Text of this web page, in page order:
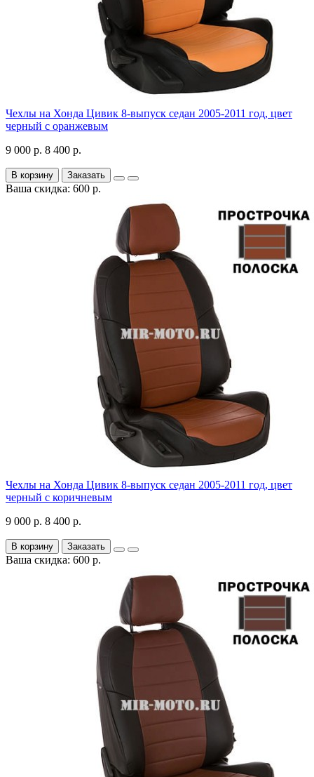
Чехлы на Хонда Цивик 8-выпуск седан 2005-2011 год, цвет
черный с оранжевым
9 000 р. 8 400 р.
В корзину Заказать
Ваша скидка: 600 р.
Чехлы на Хонда Цивик 8-выпуск седан 2005-2011 год, цвет
черный с коричневым
9 000 р. 8 400 р.
В корзину Заказать
Ваша скидка: 600 р.